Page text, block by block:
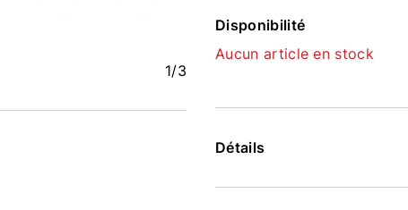
1/3
Disponibilité
Aucun article en stock
Détails